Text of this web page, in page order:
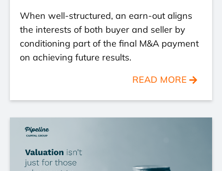
When well-structured, an earn-out aligns
the interests of both buyer and seller by
conditioning part of the final M&A payment
on achieving future results.
READ MORE